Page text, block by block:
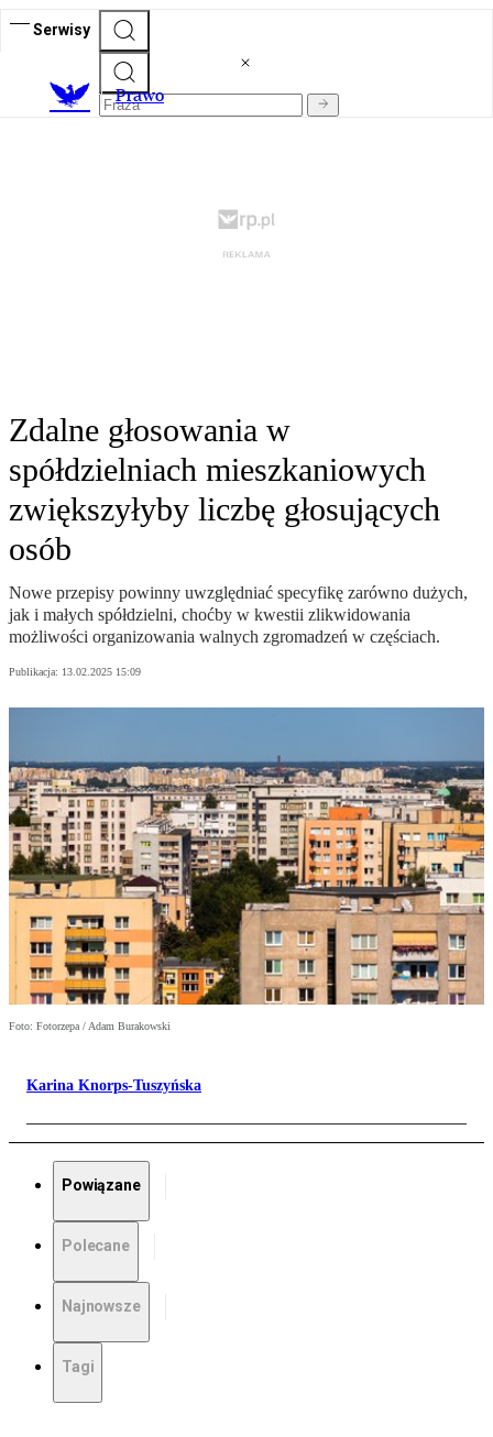
Serwisy
Prawo
Zdalne głosowania w
spółdzielniach mieszkaniowych
zwiększyłyby liczbę głosujących
osób
Nowe przepisy powinny uwzględniać specyfikę zarówno dużych,
jak i małych spółdzielni, choćby w kwestii zlikwidowania
możliwości organizowania walnych zgromadzeń w częściach.
Publikacja: 13.02.2025 15:09
Foto: Fotorzepa / Adam Burakowski
Karina Knorps-Tuszyńska
Powiązane
Polecane
Najnowsze
Tagi